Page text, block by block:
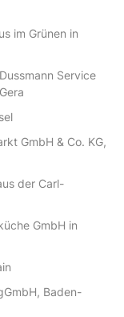
im Grünen in
Service
GmbH & Co. KG,
der Carl-
GmbH in
Baden-